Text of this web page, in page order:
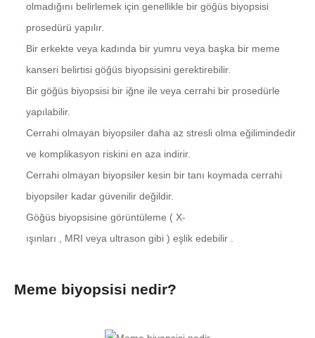
olmadığını belirlemek için genellikle bir göğüs biyopsisi
prosedürü yapılır.
Bir erkekte veya kadında bir yumru veya başka bir meme
kanseri belirtisi göğüs biyopsisini gerektirebilir.
Bir göğüs biyopsisi bir iğne ile veya cerrahi bir prosedürle
yapılabilir.
Cerrahi olmayan biyopsiler daha az stresli olma eğilimindedir
ve komplikasyon riskini en aza indirir.
Cerrahi olmayan biyopsiler kesin bir tanı koymada cerrahi
biyopsiler kadar güvenilir değildir.
Göğüs biyopsisine görüntüleme ( X-
ışınları , MRI veya ultrason gibi ) eşlik edebilir .
Meme biyopsisi nedir?